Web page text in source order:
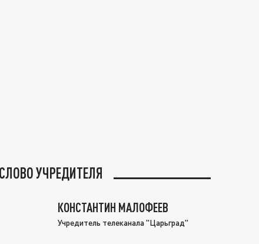
СЛОВО УЧРЕДИТЕЛЯ
КОНСТАНТИН МАЛОФЕЕВ
Учредитель телеканала "Царьград"